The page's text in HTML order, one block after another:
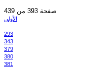
صفحة 393 من 439
الأولى
293
343
379
380
381